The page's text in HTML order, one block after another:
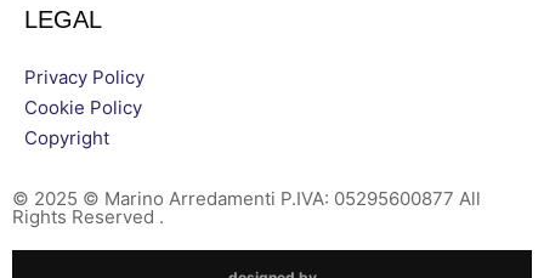
LEGAL
Privacy Policy
Cookie Policy
Copyright
© 2025 © Marino Arredamenti P.IVA: 05295600877 All
Rights Reserved .